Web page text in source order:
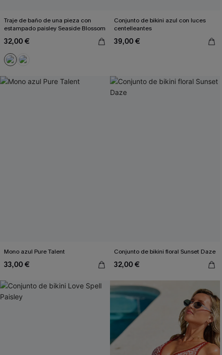
Traje de baño de una pieza con
estampado paisley Seaside Blossom
32,00 €
Conjunto de bikini azul con luces
centelleantes
39,00 €
Mono azul Pure Talent
33,00 €
Conjunto de bikini floral Sunset Daze
32,00 €